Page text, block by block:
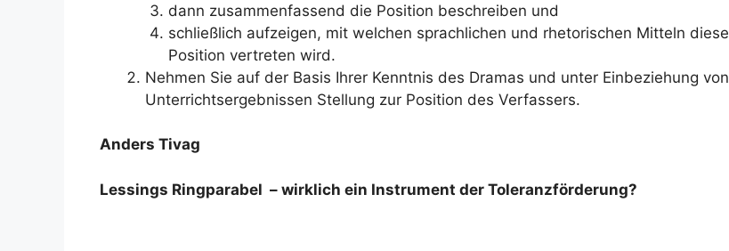
dann zusammenfassend die Position beschreiben und
schließlich aufzeigen, mit welchen sprachlichen und rhetorischen Mitteln diese
Position vertreten wird.
Nehmen Sie auf der Basis Ihrer Kenntnis des Dramas und unter Einbeziehung von
Unterrichtsergebnissen Stellung zur Position des Verfassers.
Anders Tivag
Lessings Ringparabel – wirklich ein Instrument der Toleranzförderung?